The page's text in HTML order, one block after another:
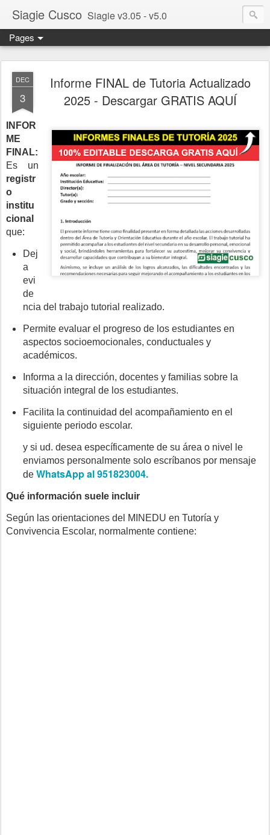
Siagie Cusco Siagie v3.05 - v5.0
Pages
DEC
3
Informe FINAL de Tutoria Actualizado
2025 - Descargar GRATIS AQUÍ
INFOR
ME
FINAL:
Es un
registr
o
institu
cional
que:
Dej
a
evi
de
ncia del trabajo tutorial realizado.
Permite evaluar el progreso de los estudiantes en
aspectos socioemocionales, conductuales y
académicos.
Informa a la dirección, docentes y familias sobre la
situación integral de los estudiantes.
Facilita la continuidad del acompañamiento en el
siguiente periodo escolar.
y si ud. desea específicamente de su área o nivel le
enviamos personalmente solo escríbanos por mensaje
de WhatsApp al 951823004.
Qué información suele incluir
Según las orientaciones del MINEDU en Tutoría y
Convivencia Escolar, normalmente contiene: